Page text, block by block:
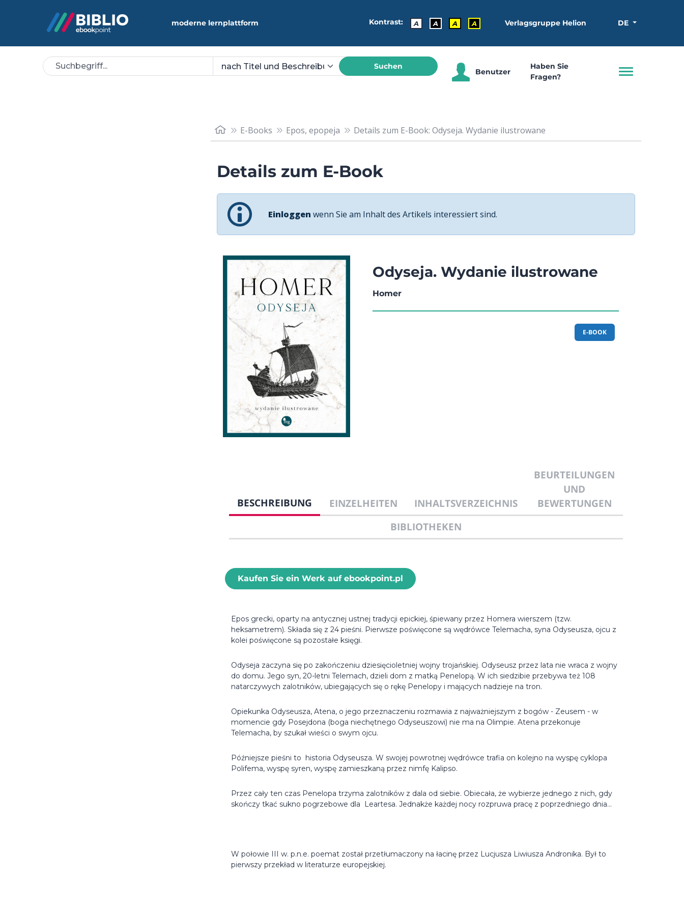
moderne lernplattform Kontrast: A A A A Verlagsgruppe Helion DE
Suchen
Benutzer
Haben Sie
Fragen?
E-Books Epos, epopeja Details zum E-Book: Odyseja. Wydanie ilustrowane
Details zum E-Book
Einloggen wenn Sie am Inhalt des Artikels interessiert sind.
Odyseja. Wydanie ilustrowane
Homer
E-BOOK
BESCHREIBUNG EINZELHEITEN INHALTSVERZEICHNIS
BEURTEILUNGEN
UND
BEWERTUNGEN
BIBLIOTHEKEN
Kaufen Sie ein Werk auf ebookpoint.pl
Epos grecki, oparty na antycznej ustnej tradycji epickiej, śpiewany przez Homera wierszem (tzw.
heksametrem). Składa się z 24 pieśni. Pierwsze poświęcone są wędrówce Telemacha, syna Odyseusza, ojcu z
kolei poświęcone są pozostałe księgi.
Odyseja zaczyna się po zakończeniu dziesięcioletniej wojny trojańskiej. Odyseusz przez lata nie wraca z wojny
do domu. Jego syn, 20-letni Telemach, dzieli dom z matką Penelopą. W ich siedzibie przebywa też 108
natarczywych zalotników, ubiegających się o rękę Penelopy i mających nadzieje na tron.
Opiekunka Odyseusza, Atena, o jego przeznaczeniu rozmawia z najważniejszym z bogów - Zeusem - w
momencie gdy Posejdona (boga niechętnego Odyseuszowi) nie ma na Olimpie. Atena przekonuje
Telemacha, by szukał wieści o swym ojcu.
Późniejsze pieśni to historia Odyseusza. W swojej powrotnej wędrówce trafia on kolejno na wyspę cyklopa
Polifema, wyspę syren, wyspę zamieszkaną przez nimfę Kalipso.
Przez cały ten czas Penelopa trzyma zalotników z dala od siebie. Obiecała, że wybierze jednego z nich, gdy
skończy tkać sukno pogrzebowe dla Leartesa. Jednakże każdej nocy rozpruwa pracę z poprzedniego dnia…
W połowie III w. p.n.e. poemat został przetłumaczony na łacinę przez Lucjusza Liwiusza Andronika. Był to
pierwszy przekład w literaturze europejskiej.